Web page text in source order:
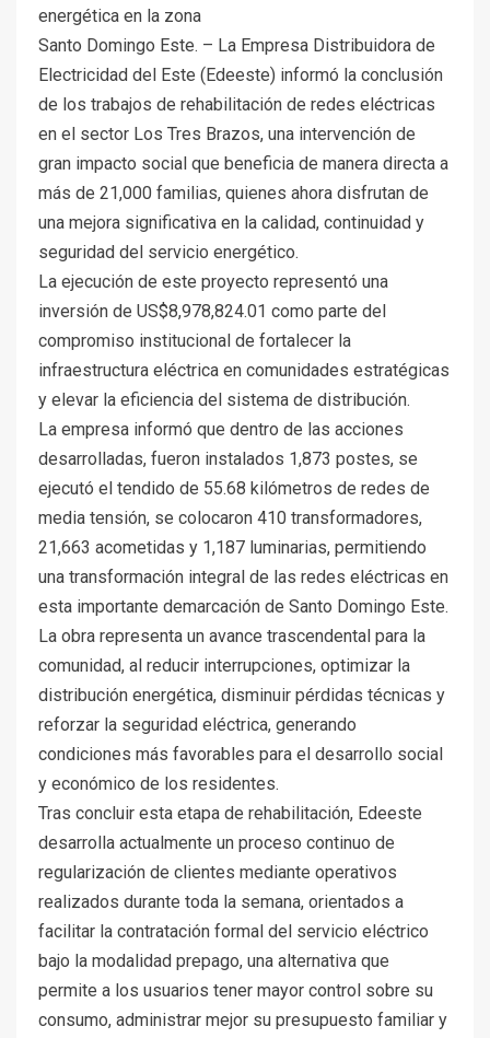
energética en la zona
Santo Domingo Este. – La Empresa Distribuidora de
Electricidad del Este (Edeeste) informó la conclusión
de los trabajos de rehabilitación de redes eléctricas
en el sector Los Tres Brazos, una intervención de
gran impacto social que beneficia de manera directa a
más de 21,000 familias, quienes ahora disfrutan de
una mejora significativa en la calidad, continuidad y
seguridad del servicio energético.
La ejecución de este proyecto representó una
inversión de US$8,978,824.01 como parte del
compromiso institucional de fortalecer la
infraestructura eléctrica en comunidades estratégicas
y elevar la eficiencia del sistema de distribución.
La empresa informó que dentro de las acciones
desarrolladas, fueron instalados 1,873 postes, se
ejecutó el tendido de 55.68 kilómetros de redes de
media tensión, se colocaron 410 transformadores,
21,663 acometidas y 1,187 luminarias, permitiendo
una transformación integral de las redes eléctricas en
esta importante demarcación de Santo Domingo Este.
La obra representa un avance trascendental para la
comunidad, al reducir interrupciones, optimizar la
distribución energética, disminuir pérdidas técnicas y
reforzar la seguridad eléctrica, generando
condiciones más favorables para el desarrollo social
y económico de los residentes.
Tras concluir esta etapa de rehabilitación, Edeeste
desarrolla actualmente un proceso continuo de
regularización de clientes mediante operativos
realizados durante toda la semana, orientados a
facilitar la contratación formal del servicio eléctrico
bajo la modalidad prepago, una alternativa que
permite a los usuarios tener mayor control sobre su
consumo, administrar mejor su presupuesto familiar y